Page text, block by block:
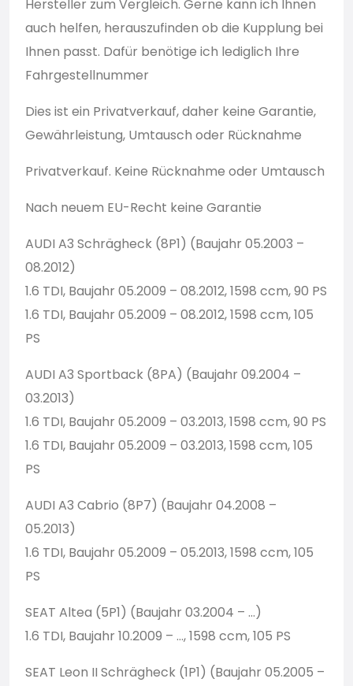
Hersteller zum Vergleich. Gerne kann ich Ihnen
auch helfen, herauszufinden ob die Kupplung bei
Ihnen passt. Dafür benötige ich lediglich Ihre
Fahrgestellnummer
Dies ist ein Privatverkauf, daher keine Garantie,
Gewährleistung, Umtausch oder Rücknahme
Privatverkauf. Keine Rücknahme oder Umtausch
Nach neuem EU-Recht keine Garantie
AUDI A3 Schrägheck (8P1) (Baujahr 05.2003 –
08.2012)
1.6 TDI, Baujahr 05.2009 – 08.2012, 1598 ccm, 90 PS
1.6 TDI, Baujahr 05.2009 – 08.2012, 1598 ccm, 105
PS
AUDI A3 Sportback (8PA) (Baujahr 09.2004 –
03.2013)
1.6 TDI, Baujahr 05.2009 – 03.2013, 1598 ccm, 90 PS
1.6 TDI, Baujahr 05.2009 – 03.2013, 1598 ccm, 105
PS
AUDI A3 Cabrio (8P7) (Baujahr 04.2008 –
05.2013)
1.6 TDI, Baujahr 05.2009 – 05.2013, 1598 ccm, 105
PS
SEAT Altea (5P1) (Baujahr 03.2004 – …)
1.6 TDI, Baujahr 10.2009 – …, 1598 ccm, 105 PS
SEAT Leon II Schrägheck (1P1) (Baujahr 05.2005 –